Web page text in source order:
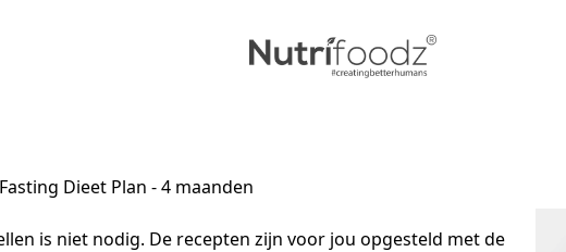
Dieet Plan - 4 maanden
is niet nodig. De recepten zijn voor jou opgesteld met de